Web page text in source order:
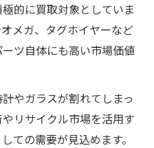
的に買取対象としていま
メガ、タグホイヤーなど
ツ自体にも高い市場価値
やガラスが割れてしまっ
リサイクル市場を活用す
ての需要が見込めます。